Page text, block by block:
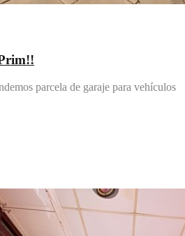
parcela de garaje para vehículos